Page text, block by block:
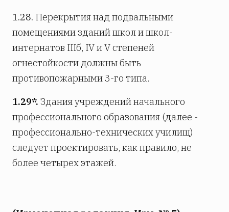
1.28. Перекрытия над подвальными
помещениями зданий школ и школ-
интернатов IIIб, IV и V степеней
огнестойкости должны быть
противопожарными 3-го типа.
1.29*. Здания учреждений начального
профессионального образования (далее -
профессионально-технических училищ)
следует проектировать, как правило, не
более четырех этажей.